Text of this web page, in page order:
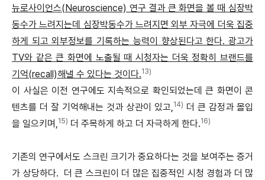
뉴로사이언스(Neuroscience) 연구 결과 큰 화면을 볼 때 심장박
동수가 느려지는데 심장박동수가 느려지면 외부 자극에 더욱 집중
하게 되고 외부정보를 기록하는 능력이 향상된다고 한다. 광고가
TV와 같은 큰 화면에 노출될 때 시청자는 더욱 정확히 브랜드를
기억(recall)해낼 수 있다는 것이다.13)
이 사실은 이전 연구에도 지속적으로 확인되었는데 큰 화면이 콘
텐츠를 더 잘 기억해내는 것과 상관이 있고,14) 더 큰 감정과 몰입
을 일으키며,15) 더 주목하게 하고 더 자극하게 한다.16)
기존의 연구에서도 스크린 크기가 중요하다는 것을 보여주는 증거
가 상당하다. 더 큰 스크린이 더 많은 집중적인 시청 경험과 더 많